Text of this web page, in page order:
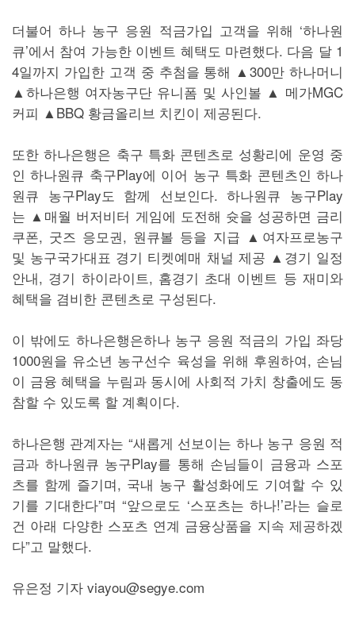
더불어 하나 농구 응원 적금가입 고객을 위해 ‘하나원
큐’에서 참여 가능한 이벤트 혜택도 마련했다. 다음 달 1
4일까지 가입한 고객 중 추첨을 통해 ▲300만 하나머니
▲하나은행 여자농구단 유니폼 및 사인볼 ▲ 메가MGC
커피 ▲BBQ 황금올리브 치킨이 제공된다.
또한 하나은행은 축구 특화 콘텐츠로 성황리에 운영 중
인 하나원큐 축구Play에 이어 농구 특화 콘텐츠인 하나
원큐 농구Play도 함께 선보인다. 하나원큐 농구Play
는 ▲매월 버저비터 게임에 도전해 슛을 성공하면 금리
쿠폰, 굿즈 응모권, 원큐볼 등을 지급 ▲여자프로농구
및 농구국가대표 경기 티켓예매 채널 제공 ▲경기 일정
안내, 경기 하이라이트, 홈경기 초대 이벤트 등 재미와
혜택을 겸비한 콘텐츠로 구성된다.
이 밖에도 하나은행은하나 농구 응원 적금의 가입 좌당
1000원을 유소년 농구선수 육성을 위해 후원하여, 손님
이 금융 혜택을 누림과 동시에 사회적 가치 창출에도 동
참할 수 있도록 할 계획이다.
하나은행 관계자는 “새롭게 선보이는 하나 농구 응원 적
금과 하나원큐 농구Play를 통해 손님들이 금융과 스포
츠를 함께 즐기며, 국내 농구 활성화에도 기여할 수 있
기를 기대한다”며 “앞으로도 ‘스포츠는 하나!’라는 슬로
건 아래 다양한 스포츠 연계 금융상품을 지속 제공하겠
다”고 말했다.
유은정 기자 viayou@segye.com